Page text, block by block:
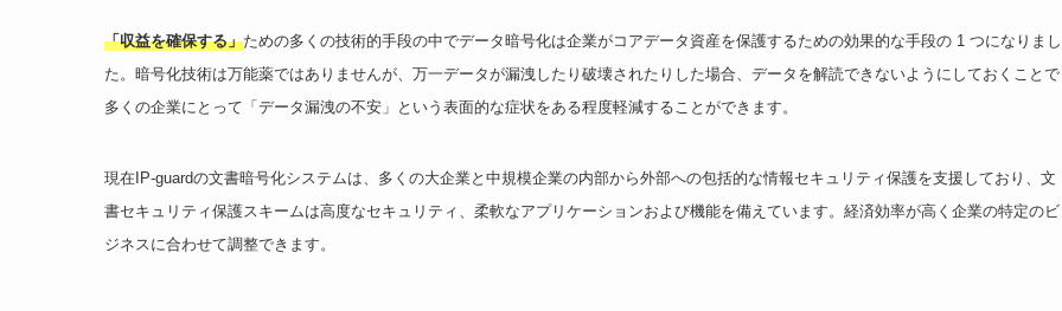
「収益を確保する」ための多くの技術的手段の中でデータ暗号化は企業がコアデータ資産を保護するための効果的な手段の 1 つになりまし
た。暗号化技術は万能薬ではありませんが、万一データが漏洩したり破壊されたりした場合、データを解読できないようにしておくことで
多くの企業にとって「データ漏洩の不安」という表面的な症状をある程度軽減することができます。
現在IP-guardの文書暗号化システムは、多くの大企業と中規模企業の内部から外部への包括的な情報セキュリティ保護を支援しており、文
書セキュリティ保護スキームは高度なセキュリティ、柔軟なアプリケーションおよび機能を備えています。経済効率が高く企業の特定のビ
ジネスに合わせて調整できます。